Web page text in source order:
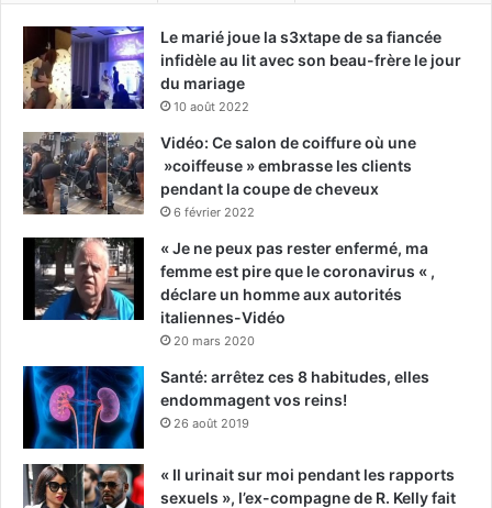
Le marié joue la s3xtape de sa fiancée
infidèle au lit avec son beau-frère le jour
du mariage
10 août 2022
Vidéo: Ce salon de coiffure où une
»coiffeuse » embrasse les clients
pendant la coupe de cheveux
6 février 2022
« Je ne peux pas rester enfermé, ma
femme est pire que le coronavirus « ,
déclare un homme aux autorités
italiennes-Vidéo
20 mars 2020
Santé: arrêtez ces 8 habitudes, elles
endommagent vos reins!
26 août 2019
« Il urinait sur moi pendant les rapports
sexuels », l’ex-compagne de R. Kelly fait